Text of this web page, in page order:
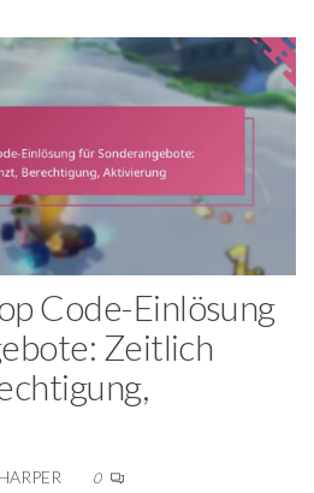
Code-Einlösung
Zeitlich
0